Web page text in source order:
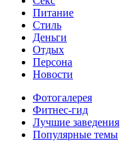
Питание
Стиль
Деньги
Отдых
Персона
Новости
Фотогалерея
Фитнес-гид
Лучшие заведения
Популярные темы